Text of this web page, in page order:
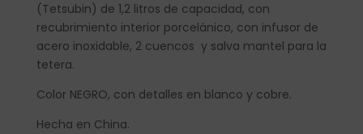
(Tetsubin) de 1,2 litros de capacidad, con
recubrimiento interior porcelánico, con infusor de
acero inoxidable, 2 cuencos y salva mantel para la
tetera.
Color NEGRO, con detalles en blanco y cobre.
Hecha en China.